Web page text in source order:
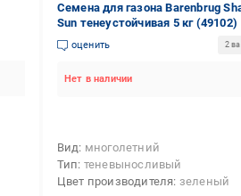
Семена для газона Barenbrug
Sun тенеустойчивая 5 кг (49102)
оценить 2
Нет в наличии
Вид многолетний
Тип теневыносливый
Цвет производителя зеленый